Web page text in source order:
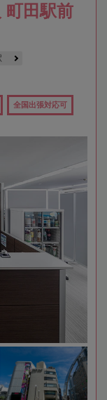
町田駅前
全国出張対応可